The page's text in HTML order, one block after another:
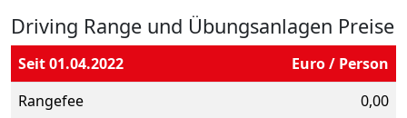
Driving Range und Übungsanlagen Preise
Seit 01.04.2022
Euro / Person
Rangefee
0,00